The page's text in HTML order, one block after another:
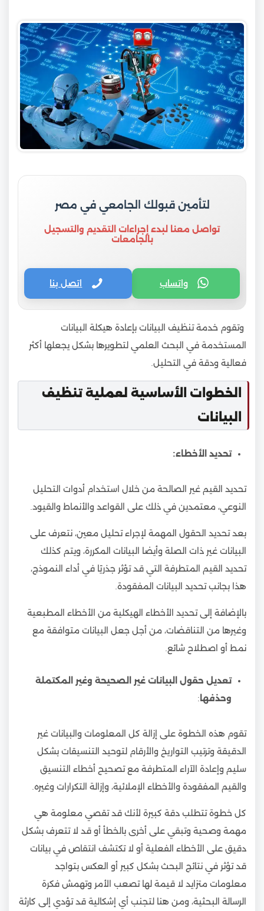
لتأمين قبولك الجامعي في مصر
تواصل معنا لبدء إجراءات التقديم والتسجيل
بالجامعات
واتساب اتصل بنا
وتقوم خدمة تنظيف البيانات بإعادة هيكلة البيانات
المستخدمة في البحث العلمي لتطويرها بشكل يجعلها أكثر
فعالية ودقة في التحليل.
الخطوات الأساسية لعملية تنظيف
البيانات
تحديد الأخطاء:
تحديد القيم غير الصالحة من خلال استخدام أدوات التحليل
النوعي، معتمدين في ذلك على القواعد والأنماط والقيود.
بعد تحديد الحقول المهمة لإجراء تحليل معين، نتعرف على
البيانات غير ذات الصلة وأيضا البيانات المكررة، ويتم كذلك
تحديد القيم المتطرفة التي قد تؤثر جذريًا في أداء النموذج،
هذا بجانب تحديد البيانات المفقودة.
بالإضافة إلى تحديد الأخطاء الهيكلية من الأخطاء المطبعية
وغيرها من التناقضات، من أجل جعل البيانات متوافقة مع
نمط أو اصطلاح شائع.
تعديل حقول البيانات غير الصحيحة وغير المكتملة
وحذفها :
تقوم هذه الخطوة على إزالة كل المعلومات والبيانات غير
الدقيقة وترتيب التواريخ والأرقام لتوحيد التنسيقات بشكل
سليم وإعادة الآراء المتطرفة مع تصحيح أخطاء التنسيق
والقيم المفقودة والأخطاء الإملائية، وإزالة التكرارات وغيره.
كل خطوة تتطلب دقة كبيرة لأنك قد تقصي معلومة هي
مهمة وصحية وتبقي على أخرى بالخطأ أو قد لا تتعرف بشكل
دقيق على الأخطاء الفعلية أو لا تكتشف انتقاص في بيانات
قد تؤثر في نتائج البحث بشكل كبير أو العكس بتواجد
معلومات متزايد لا قيمة لها تصعب الأمر وتهمش فكرة
الرسالة البحثية، ومن هنا لتجنب أي إشكالية قد تؤدي إلى كارثة